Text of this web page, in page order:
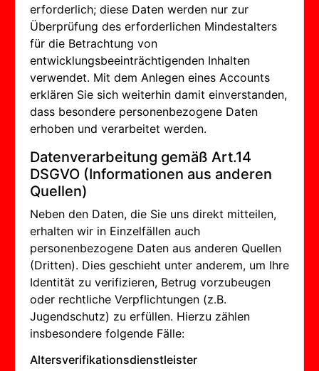
erforderlich; diese Daten werden nur zur
Überprüfung des erforderlichen Mindestalters
für die Betrachtung von
entwicklungsbeeinträchtigenden Inhalten
verwendet. Mit dem Anlegen eines Accounts
erklären Sie sich weiterhin damit einverstanden,
dass besondere personenbezogene Daten
erhoben und verarbeitet werden.
Datenverarbeitung gemäß Art.14
DSGVO (Informationen aus anderen
Quellen)
Neben den Daten, die Sie uns direkt mitteilen,
erhalten wir in Einzelfällen auch
personenbezogene Daten aus anderen Quellen
(Dritten). Dies geschieht unter anderem, um Ihre
Identität zu verifizieren, Betrug vorzubeugen
oder rechtliche Verpflichtungen (z.B.
Jugendschutz) zu erfüllen. Hierzu zählen
insbesondere folgende Fälle:
Altersverifikationsdienstleister